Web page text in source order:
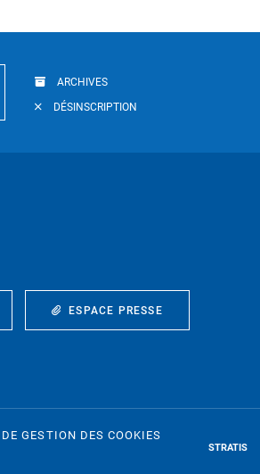
ARCHIVES
DÉSINSCRIPTION
ESPACE PRESSE
GESTION DES COOKIES
STRATIS